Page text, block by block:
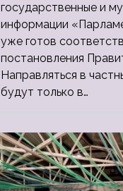
государственные и
информации
уже готов
постановления
Направляться в
будут только в…